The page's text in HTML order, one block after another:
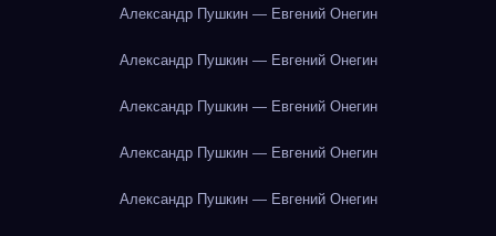
Александр Пушкин — Евгений Онегин
Александр Пушкин — Евгений Онегин
Александр Пушкин — Евгений Онегин
Александр Пушкин — Евгений Онегин
Александр Пушкин — Евгений Онегин